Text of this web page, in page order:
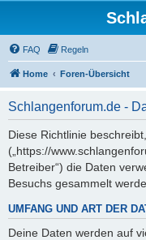
FAQ Regeln
Home Foren-Übersicht
Schlangenforum.de -
Diese Richtlinie
(„https://
Betreiber“) die Daten
Besuchs gesammelt
UMFANG UND ART DER
Deine Daten werden auf